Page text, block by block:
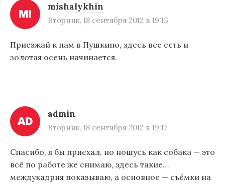
и
я
п
о
п
и
с
я
mishalykhin
Вторник, 18 сентября 2012 в 19:13
Приезжай к нам в Пушкино, здесь все есть и
золотая осень начинается.
admin
Вторник, 18 сентября 2012 в 19:17
Спасибо, я бы приехал, но ношусь как собака — это
всё по работе же снимаю, здесь такие…
междукадрия показываю, а основное — съёмки на